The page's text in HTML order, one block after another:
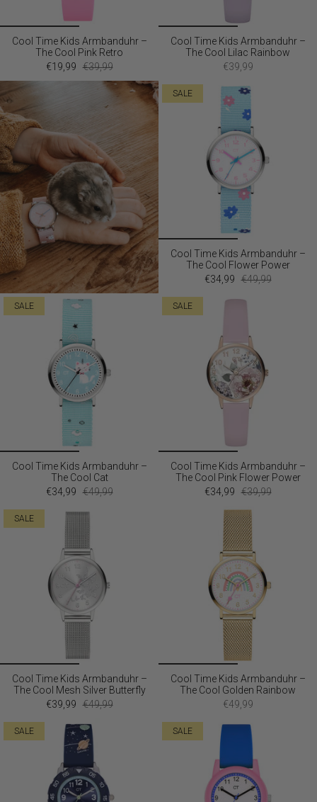
Cool Time Kids Armbanduhr –
The Cool Pink Retro
€19,99 €39,99
Cool Time Kids Armbanduhr –
The Cool Lilac Rainbow
€39,99
SALE
Cool Time Kids Armbanduhr –
The Cool Flower Power
€34,99 €49,99
SALE
Cool Time Kids Armbanduhr –
The Cool Cat
€34,99 €49,99
SALE
Cool Time Kids Armbanduhr –
The Cool Pink Flower Power
€34,99 €39,99
SALE
Cool Time Kids Armbanduhr –
The Cool Mesh Silver Butterfly
€39,99 €49,99
Cool Time Kids Armbanduhr –
The Cool Golden Rainbow
€49,99
SALE SALE